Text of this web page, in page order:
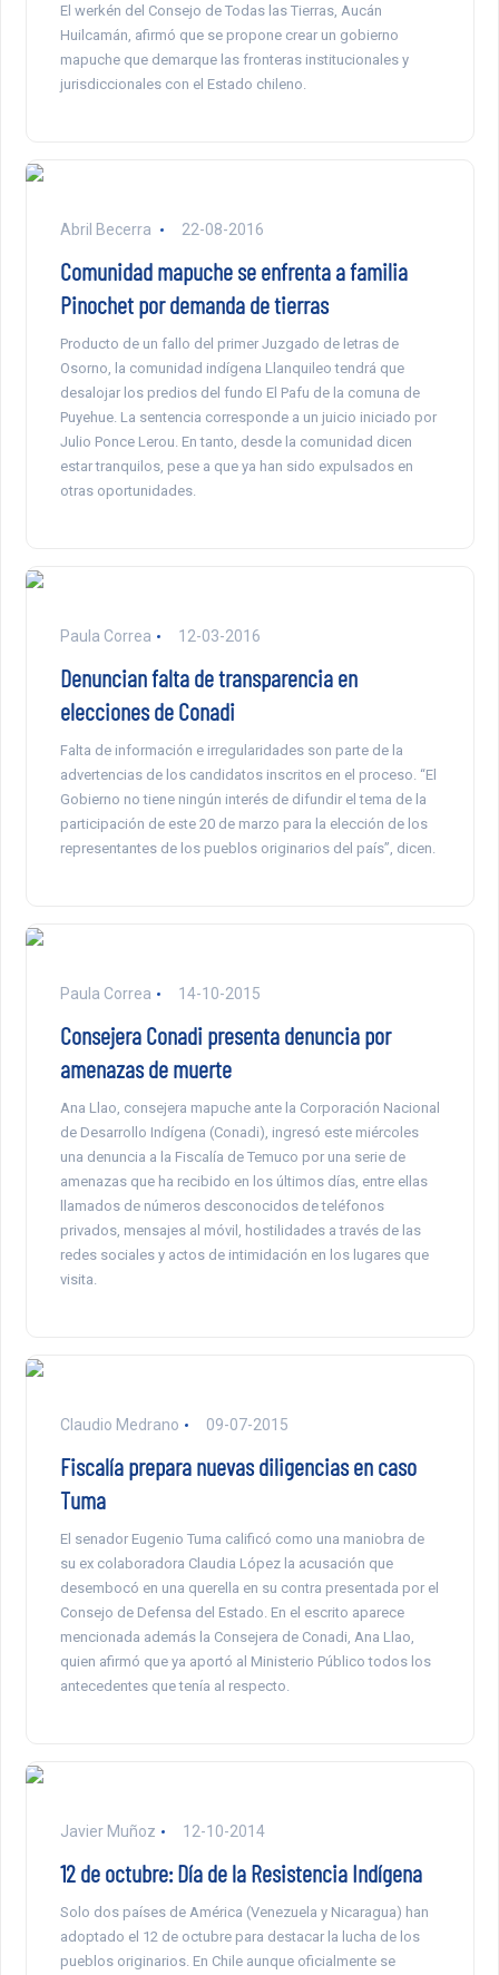
El werkén del Consejo de Todas las Tierras, Aucán
Huilcamán, afirmó que se propone crear un gobierno
mapuche que demarque las fronteras institucionales y
jurisdiccionales con el Estado chileno.
Abril Becerra 22-08-2016
Comunidad mapuche se enfrenta a familia
Pinochet por demanda de tierras
Producto de un fallo del primer Juzgado de letras de
Osorno, la comunidad indígena Llanquileo tendrá que
desalojar los predios del fundo El Pafu de la comuna de
Puyehue. La sentencia corresponde a un juicio iniciado por
Julio Ponce Lerou. En tanto, desde la comunidad dicen
estar tranquilos, pese a que ya han sido expulsados en
otras oportunidades.
Paula Correa 12-03-2016
Denuncian falta de transparencia en
elecciones de Conadi
Falta de información e irregularidades son parte de la
advertencias de los candidatos inscritos en el proceso. “El
Gobierno no tiene ningún interés de difundir el tema de la
participación de este 20 de marzo para la elección de los
representantes de los pueblos originarios del país”, dicen.
Paula Correa 14-10-2015
Consejera Conadi presenta denuncia por
amenazas de muerte
Ana Llao, consejera mapuche ante la Corporación Nacional
de Desarrollo Indígena (Conadi), ingresó este miércoles
una denuncia a la Fiscalía de Temuco por una serie de
amenazas que ha recibido en los últimos días, entre ellas
llamados de números desconocidos de teléfonos
privados, mensajes al móvil, hostilidades a través de las
redes sociales y actos de intimidación en los lugares que
visita.
Claudio Medrano 09-07-2015
Fiscalía prepara nuevas diligencias en caso
Tuma
El senador Eugenio Tuma calificó como una maniobra de
su ex colaboradora Claudia López la acusación que
desembocó en una querella en su contra presentada por el
Consejo de Defensa del Estado. En el escrito aparece
mencionada además la Consejera de Conadi, Ana Llao,
quien afirmó que ya aportó al Ministerio Público todos los
antecedentes que tenía al respecto.
Javier Muñoz 12-10-2014
12 de octubre: Día de la Resistencia Indígena
Solo dos países de América (Venezuela y Nicaragua) han
adoptado el 12 de octubre para destacar la lucha de los
pueblos originarios. En Chile aunque oficialmente se